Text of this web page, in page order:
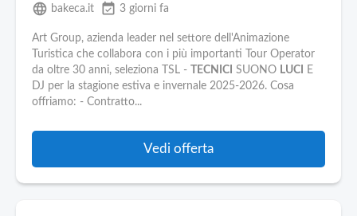
Pubblica
Offerte
Area
language bakeca.it event_available 3 giorni fa
Art Group, azienda leader nel settore dell'Animazione
Turistica che collabora con i più importanti Tour Operator
da oltre 30 anni, seleziona TSL -
TECNICI SUONO LUCI
E
DJ per la stagione estiva e invernale 2025-2026. Cosa
offriamo: - Contratto...
Vedi offerta